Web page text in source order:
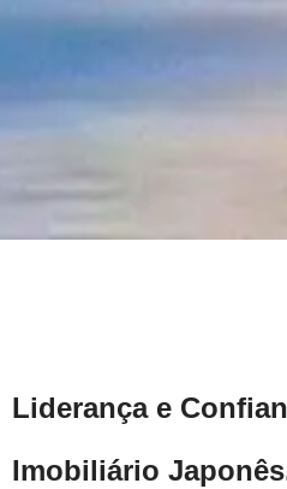
Liderança e
Imobiliário